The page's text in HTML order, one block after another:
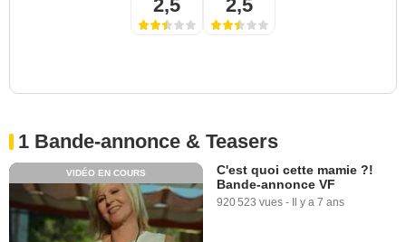
2,5 2,5
1 Bande-annonce & Teasers
VIDÉO EN COURS
C'est quoi cette mamie ?!
Bande-annonce VF
920 523 vues - Il y a 7 ans